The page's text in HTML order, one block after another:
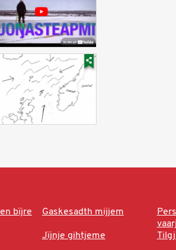
bïjre Gaskesadth mijjem
Jïjnje gihtjeme